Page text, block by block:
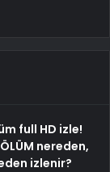
full HD izle!
nereden,
izlenir?